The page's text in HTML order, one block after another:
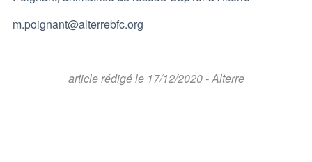
m.poignant@alterrebfc.org
article rédigé le 17/12/2020 - Alterre